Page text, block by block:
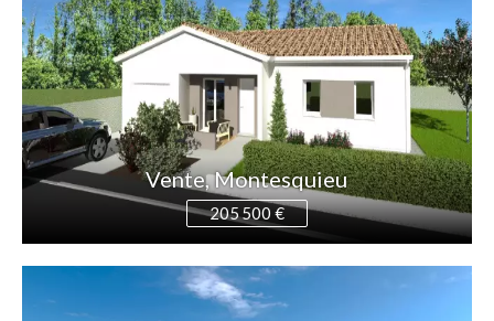
Vente, Montesquieu
205 500 €